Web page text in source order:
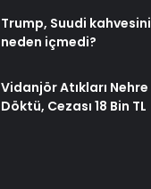
Trump, Suudi kahvesini
neden içmedi?
Vidanjör Atıkları Nehre
Döktü, Cezası 18 Bin TL